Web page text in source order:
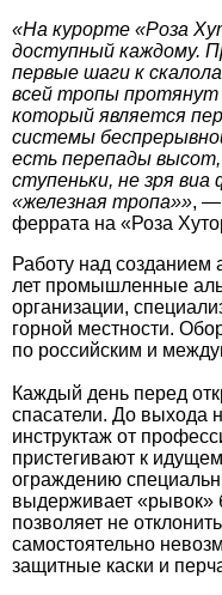
«На курорте «Роза
доступный каждому.
первые шаги к
всей тропы протянут
который является
системы
есть перепады
ступеньки, не зря
«железная тропа»», —
феррата на «Роза
Работу над созданием
лет промышленные
организации,
горной местности.
по российским и
Каждый день перед
спасатели. До выхода
инструктаж от
пристегивают к
ограждению
выдерживает «рывок»
позволяет не
самостоятельно
защитные каски и